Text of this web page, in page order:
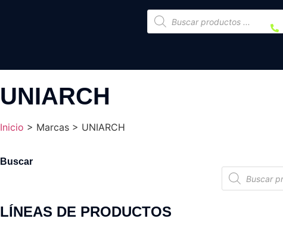
UNIARCH
Inicio > Marcas > UNIARCH
Buscar
LÍNEAS DE PRODUCTOS